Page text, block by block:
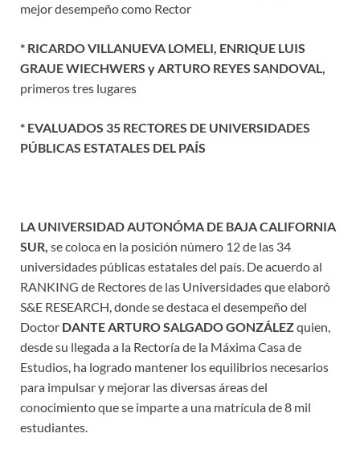
mejor desempeño como Rector
* RICARDO VILLANUEVA LOMELI, ENRIQUE LUIS
GRAUE WIECHWERS y ARTURO REYES SANDOVAL,
primeros tres lugares
* EVALUADOS 35 RECTORES DE UNIVERSIDADES
PÚBLICAS ESTATALES DEL PAÍS
LA UNIVERSIDAD AUTONÓMA DE BAJA CALIFORNIA
SUR, se coloca en la posición número 12 de las 34
universidades públicas estatales del país. De acuerdo al
RANKING de Rectores de las Universidades que elaboró
S&E RESEARCH, donde se destaca el desempeño del
Doctor DANTE ARTURO SALGADO GONZÁLEZquien,
desde su llegada a la Rectoría de la Máxima Casa de
Estudios, ha logrado mantener los equilibrios necesarios
para impulsar y mejorar las diversas áreas del
conocimiento que se imparte a una matrícula de 8 mil
estudiantes.